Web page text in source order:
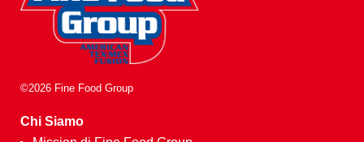
©2026 Fine Food Group
Chi Siamo